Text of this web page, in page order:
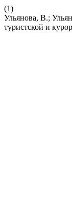
(1)
Ульянова, В.;
туристской и